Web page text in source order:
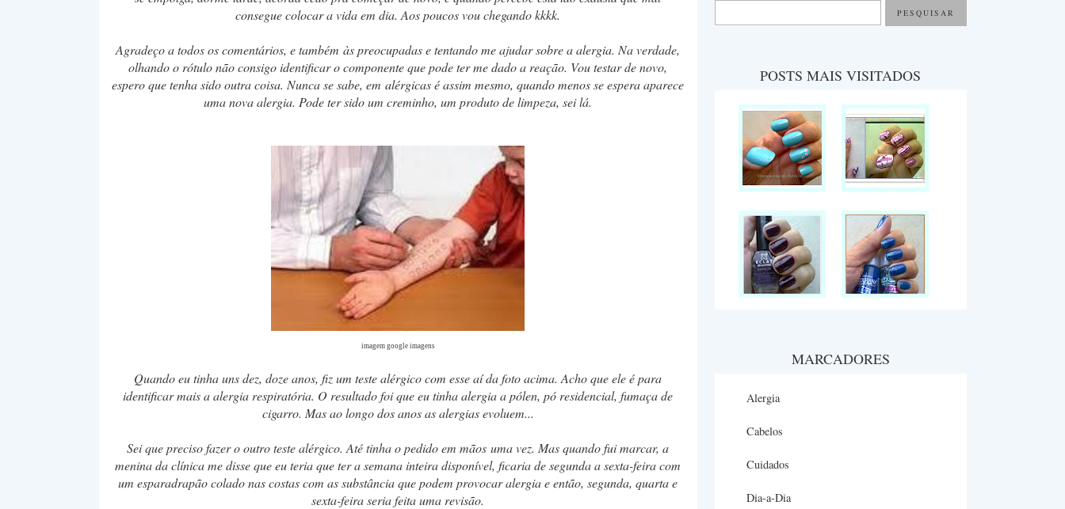
consegue colocar a vida em dia. Aos poucos vou chegando kkkk.
Agradeço a todos os comentários, e também às preocupadas e tentando me ajudar sobre a alergia. Na verdade,
olhando o rótulo não consigo identificar o componente que pode ter me dado a reação. Vou testar de novo,
espero que tenha sido outra coisa. Nunca se sabe, em alérgicas é assim mesmo, quando menos se espera aparece
uma nova alergia. Pode ter sido um creminho, um produto de limpeza, sei lá.
imagem google imagens
Quando eu tinha uns dez, doze anos, fiz um teste alérgico com esse aí da foto acima. Acho que ele é para
identificar mais a alergia respiratória. O resultado foi que eu tinha alergia a pólen, pó residencial, fumaça de
cigarro. Mas ao longo dos anos as alergias evoluem...
Sei que preciso fazer o outro teste alérgico. Até tinha o pedido em mãos uma vez. Mas quando fui marcar, a
menina da clínica me disse que eu teria que ter a semana inteira disponível, ficaria de segunda a sexta-feira com
um esparadrapão colado nas costas com as substância que podem provocar alergia e então, segunda, quarta e
sexta-feira seria feita uma revisão.
POSTS MAIS VISITADOS
MARCADORES
Alergia
Cabelos
Cuidados
Dia-a-Dia